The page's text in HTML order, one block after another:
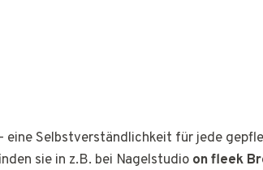
eine Selbstverständlichkeit für jede
sie in z.B. bei Nagelstudio on fleek